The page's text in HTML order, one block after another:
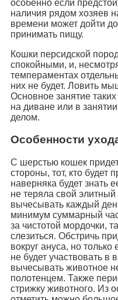
особенно если
наличия рядом хозяев
времени может дойти до
принимать пищу.
Кошки персидской
спокойными, и,
темпераментах
них не будет. Ловить
Основное занятие
на диване или в
делом.
Особенности
С шерстью кошек
стороны, тот, кто будет
наверняка будет знать
не теряла свой элитный
вычесывать каждый
минимум суммарный
за чистотой мордочки,
слезиться. Обстричь
вокруг ануса, но только
не будет участвовать в
вычесывать животное
полотенцем. Также
стрижку животного. Из